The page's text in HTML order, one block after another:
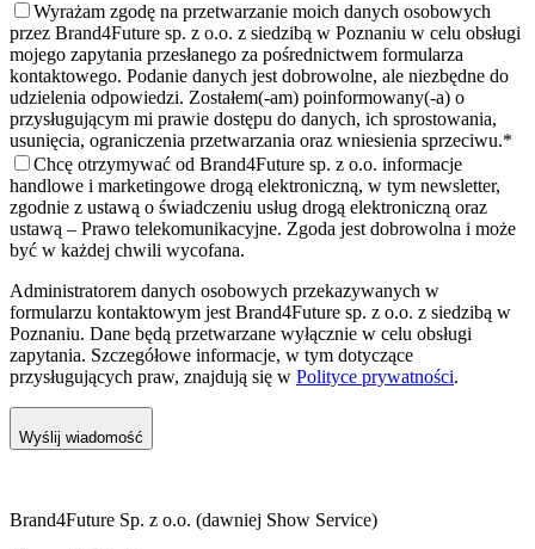
Wyrażam zgodę na przetwarzanie moich danych osobowych
przez Brand4Future sp. z o.o. z siedzibą w Poznaniu w celu obsługi
mojego zapytania przesłanego za pośrednictwem formularza
kontaktowego. Podanie danych jest dobrowolne, ale niezbędne do
udzielenia odpowiedzi. Zostałem(-am) poinformowany(-a) o
przysługującym mi prawie dostępu do danych, ich sprostowania,
usunięcia, ograniczenia przetwarzania oraz wniesienia sprzeciwu.*
Chcę otrzymywać od Brand4Future sp. z o.o. informacje
handlowe i marketingowe drogą elektroniczną, w tym newsletter,
zgodnie z ustawą o świadczeniu usług drogą elektroniczną oraz
ustawą – Prawo telekomunikacyjne. Zgoda jest dobrowolna i może
być w każdej chwili wycofana.
Administratorem danych osobowych przekazywanych w
formularzu kontaktowym jest Brand4Future sp. z o.o. z siedzibą w
Poznaniu. Dane będą przetwarzane wyłącznie w celu obsługi
zapytania. Szczegółowe informacje, w tym dotyczące
przysługujących praw, znajdują się w Polityce prywatności.
Wyślij wiadomość
Brand4Future Sp. z o.o. (dawniej Show Service)